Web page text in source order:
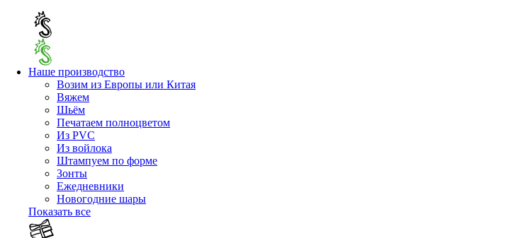
Наше производство
Возим из Европы или Китая
Вяжем
Шьём
Печатаем полноцветом
Из PVC
Из войлока
Штампуем по форме
Зонты
Ежедневники
Новогодние шары
Показать все